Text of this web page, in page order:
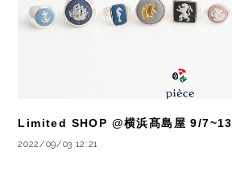
Limited SHOP @横浜髙島屋 9/7~13
2022/09/03 12:21